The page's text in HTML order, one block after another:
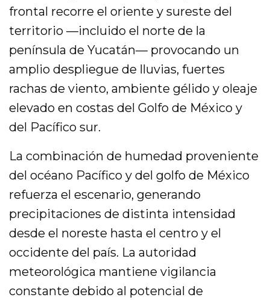
frontal recorre el oriente y sureste del
territorio —incluido el norte de la
península de Yucatán— provocando un
amplio despliegue de lluvias, fuertes
rachas de viento, ambiente gélido y oleaje
elevado en costas del Golfo de México y
del Pacífico sur.
La combinación de humedad proveniente
del océano Pacífico y del golfo de México
refuerza el escenario, generando
precipitaciones de distinta intensidad
desde el noreste hasta el centro y el
occidente del país. La autoridad
meteorológica mantiene vigilancia
constante debido al potencial de